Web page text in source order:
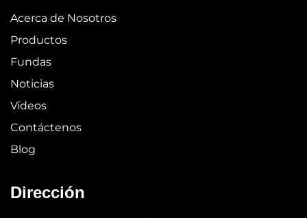
Acerca de Nosotros
Productos
Fundas
Noticias
Vídeos
Contáctenos
Blog
Dirección